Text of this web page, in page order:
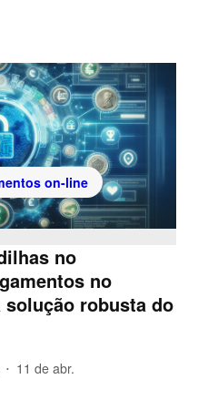
on-line
no
no
robusta do
• 11 de abr.